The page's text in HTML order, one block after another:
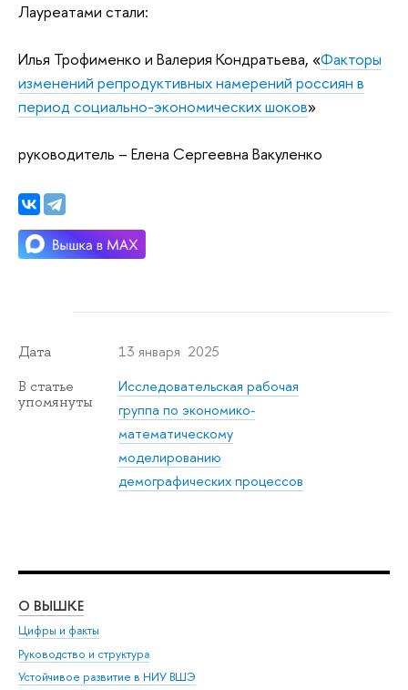
Лауреатами стали:
Илья Трофименко и Валерия Кондратьева, «Факторы
изменений репродуктивных намерений россиян в
период социально-экономических шоков»
руководитель – Елена Сергеевна Вакуленко
Дата 13 января 2025
В статье
упомянуты
Исследовательская рабочая
группа по экономико-
математическому
моделированию
демографических процессов
О ВЫШКЕ
Цифры и факты
Руководство и структура
Устойчивое развитие в НИУ ВШЭ